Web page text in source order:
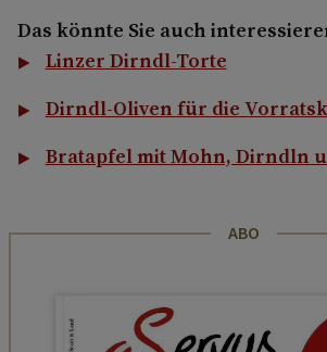
Das könnte Sie auch
Linzer Dirndl-Torte
Dirndl-Oliven für die
Bratapfel mit Mohn, Dirndln
ABO